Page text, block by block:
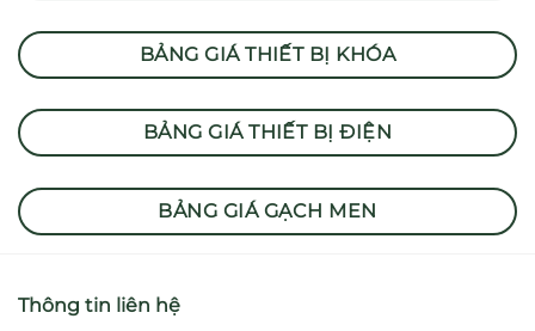
BẢNG GIÁ THIẾT BỊ KHÓA
BẢNG GIÁ THIẾT BỊ ĐIỆN
BẢNG GIÁ GẠCH MEN
Thông tin liên hệ